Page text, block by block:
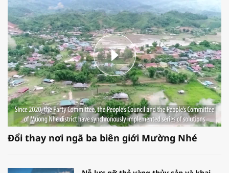
Đổi thay nơi ngã ba biên giới Mường Nhé